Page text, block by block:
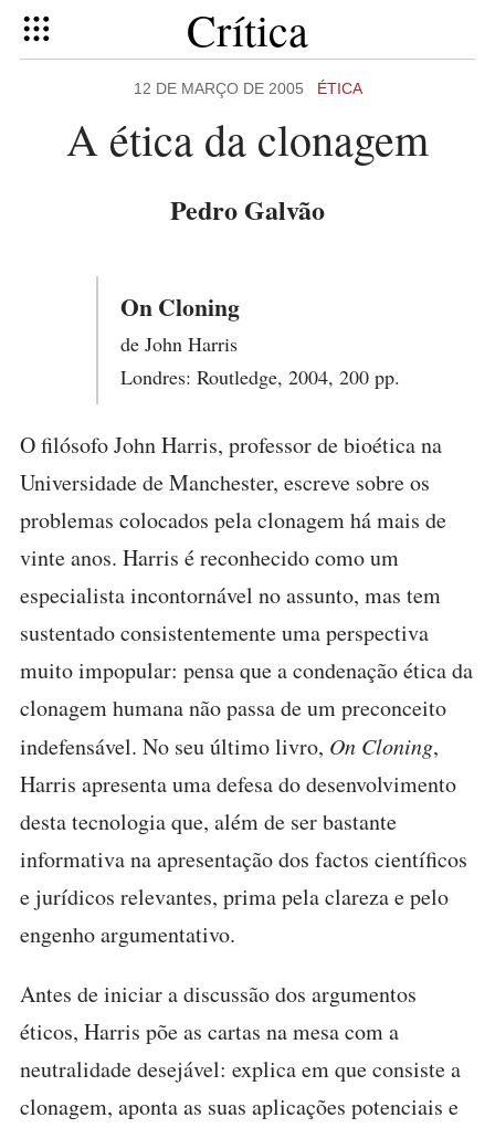
Crítica
12 DE MARÇO DE 2005 ÉTICA
A ética da clonagem
Pedro Galvão
On Cloning
de John Harris
Londres: Routledge, 2004, 200 pp.
O filósofo John Harris, professor de bioética na
Universidade de Manchester, escreve sobre os
problemas colocados pela clonagem há mais de
vinte anos. Harris é reconhecido como um
especialista incontornável no assunto, mas tem
sustentado consistentemente uma perspectiva
muito impopular: pensa que a condenação ética da
clonagem humana não passa de um preconceito
indefensável. No seu último livro, On Cloning,
Harris apresenta uma defesa do desenvolvimento
desta tecnologia que, além de ser bastante
informativa na apresentação dos factos científicos
e jurídicos relevantes, prima pela clareza e pelo
engenho argumentativo.
Antes de iniciar a discussão dos argumentos
éticos, Harris põe as cartas na mesa com a
neutralidade desejável: explica em que consiste a
clonagem, aponta as suas aplicações potenciais e